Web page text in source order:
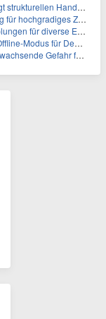
der Ernährung schulpflichtiger Kinder
und Silbergehalten und stellt ein Betriebsupdate bereit
diverse Einsatzbereiche
und Mobile-Apps ein
industrielle Elektroniksysteme